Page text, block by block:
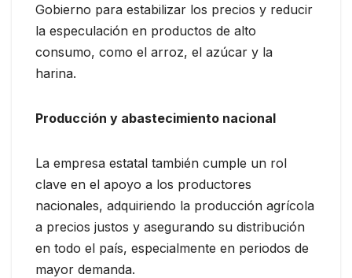
Gobierno para estabilizar los precios y reducir
la especulación en productos de alto
consumo, como el arroz, el azúcar y la
harina.
Producción y abastecimiento nacional
La empresa estatal también cumple un rol
clave en el apoyo a los productores
nacionales, adquiriendo la producción agrícola
a precios justos y asegurando su distribución
en todo el país, especialmente en periodos de
mayor demanda.